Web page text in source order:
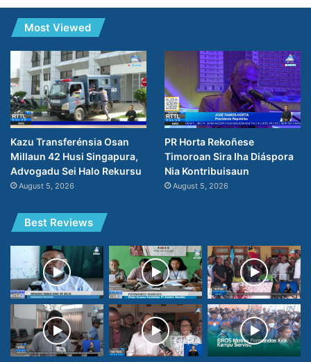
Most Viewed
Kazu Transferénsia Osan
Millaun 42 Husi Singapura,
Advogadu Sei Halo Rekursu
August 5, 2026
PR Horta Rekoñese
Timoroan Sira Iha Diáspora
Nia Kontribuisaun
August 5, 2026
Best Reviews